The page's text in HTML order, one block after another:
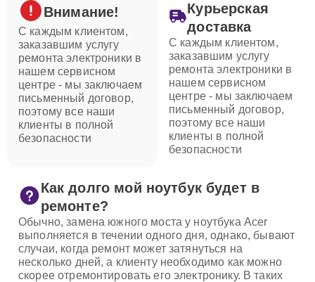
Внимание!
С каждым клиентом,
заказавшим услугу
ремонта электроники в
нашем сервисном
центре - мы заключаем
письменный договор,
поэтому все наши
клиенты в полной
безопасности
Курьерская
доставка
С каждым клиентом,
заказавшим услугу
ремонта электроники в
нашем сервисном
центре - мы заключаем
письменный договор,
поэтому все наши
клиенты в полной
безопасности
Как долго мой ноутбук будет в
ремонте?
Обычно, замена южного моста у ноутбука Acer
выполняется в течении одного дня, однако, бывают
случаи, когда ремонт может затянуться на
несколько дней, а клиенту необходимо как можно
скорее отремонтировать его электронику. В таких